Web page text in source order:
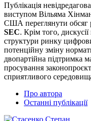
Публікація
виступом Вільяма
США переглянути обсяг
SEC. Крім того,
структури ринку
потенційну зміну
двопартійна підтримка
просування
сприятливого
Про автора
Останні публікації